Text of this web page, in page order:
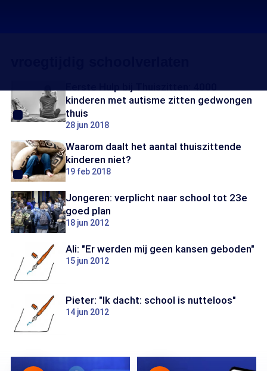
kinderen met autisme zitten gedwongen
thuis
28 jun 2018
Waarom daalt het aantal thuiszittende
kinderen niet?
19 feb 2018
Jongeren: verplicht naar school tot 23e
goed plan
18 jun 2012
Ali: "Er werden mij geen kansen geboden"
15 jun 2012
Pieter: "Ik dacht: school is nutteloos"
14 jun 2012